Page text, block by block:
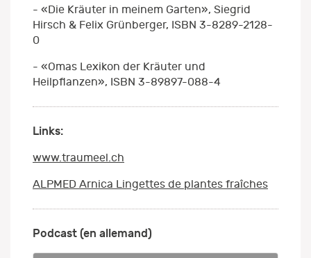
- «Die Kräuter in meinem Garten», Siegrid
Hirsch & Felix Grünberger, ISBN 3-8289-2128-
0
- «Omas Lexikon der Kräuter und
Heilpflanzen», ISBN 3-89897-088-4
Links:
www.traumeel.ch
ALPMED Arnica Lingettes de plantes fraîches
Podcast (en allemand)